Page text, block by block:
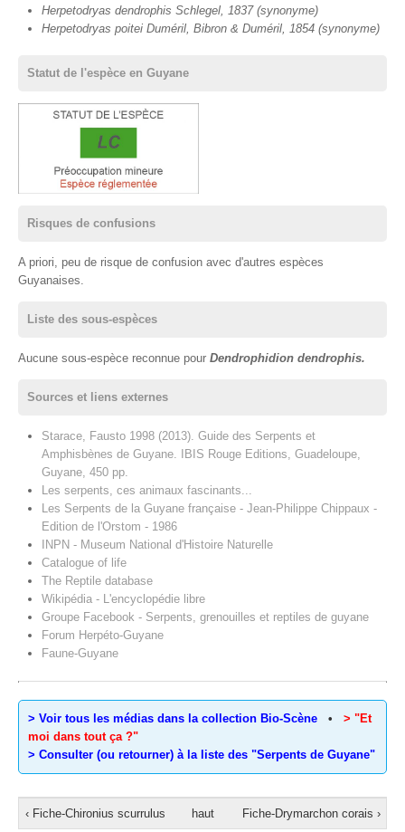
Herpetodryas dendrophis Schlegel, 1837 (synonyme)
Herpetodryas poitei Duméril, Bibron & Duméril, 1854 (synonyme)
Statut de l'espèce en Guyane
Risques de confusions
A priori, peu de risque de confusion avec d'autres espèces
Guyanaises.
Liste des sous-espèces
Aucune sous-espèce reconnue pour Dendrophidion dendrophis.
Sources et liens externes
Starace, Fausto 1998 (2013). Guide des Serpents et
Amphisbènes de Guyane. IBIS Rouge Editions, Guadeloupe,
Guyane, 450 pp.
Les serpents, ces animaux fascinants...
Les Serpents de la Guyane française - Jean-Philippe Chippaux -
Edition de l'Orstom - 1986
INPN - Museum National d'Histoire Naturelle
Catalogue of life
The Reptile database
Wikipédia - L'encyclopédie libre
Groupe Facebook - Serpents, grenouilles et reptiles de guyane
Forum Herpéto-Guyane
Faune-Guyane
> Voir tous les médias dans la collection Bio-Scène • > "Et
moi dans tout ça ?"
> Consulter (ou retourner) à la liste des "Serpents de Guyane"
‹ Fiche-Chironius scurrulus haut Fiche-Drymarchon corais ›